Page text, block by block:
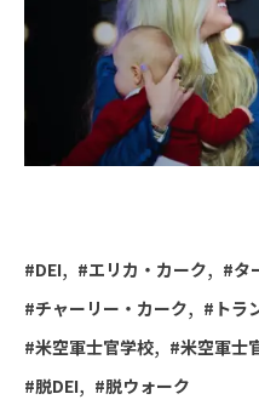
DEI エリカ・カーク
タ
チャーリー・カーク
トラ
米空軍士官学校
米空軍士
脱DEI
脱ウォーク